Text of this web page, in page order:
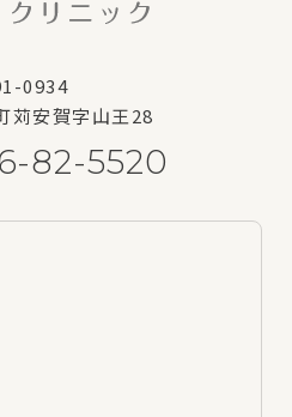
0934
苅安賀字山王28
82-5520